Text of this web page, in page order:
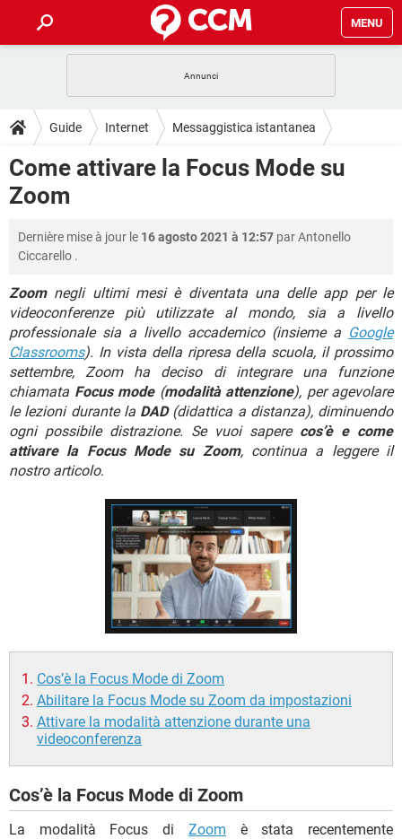
MENU
INTRATTENIMENTO ANDROID
iOS WINDOWS 10
INSTAGRAM
HARDWARE
GUIDE
COVID-19
INTRATTENIMENTO ANDROID
INSTAGRAM WHATSAPP
HARDWARE
DOWNLOAD
COVID-19
iOS
INSTAGRAM WHATSAPP
TIKTOK FACEBOOK
HARDWARE
FORUM
COVID-19 GAMING
iOS WINDOWS 10
INSTAGRAM WHATSAPP
TIKTOK FACEBOOK
HARDWARE
GLOSSARIO
COVID-19 GAMING
INTRATTENIMENTO ANDROID
iOS WINDOWS 10
INSTAGRAM WHATSAPP
TIKTOK FACEBOOK
HARDWARE
Guide Internet Messaggistica istantanea
Come attivare la Focus Mode su
Zoom
Dernière mise à jour le 16 agosto 2021 à 12:57 parAntonello
Ciccarello .
Zoomnegli ultimi mesi è diventata una delle app per le
videoconferenze più utilizzate al mondo, sia a livello
professionale sia a livello accademico (insieme a Google
Classrooms). In vista della ripresa della scuola, il prossimo
settembre, Zoom ha deciso di integrare una funzione
chiamata Focus mode(modalità attenzione), per agevolare
le lezioni durante la DAD(didattica a distanza), diminuendo
ogni possibile distrazione. Se vuoi sapere cos’è e come
attivare la Focus Mode su Zoom, continua a leggere il
nostro articolo.
Cos’è la Focus Mode di Zoom
Abilitare la Focus Mode su Zoom da impostazioni
Attivare la modalità attenzione durante una
videoconferenza
Cos’è la Focus Mode di Zoom
La modalità Focus di Zoom è stata recentemente